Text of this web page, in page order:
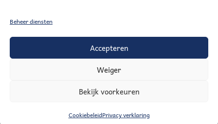
Beheer diensten
Accepteren
Weiger
Bekijk voorkeuren
CookiebeleidPrivacy verklaring
Trechtertje ontvangen?
Uitschrijven Trechtertje
© 2026 Handig Goed